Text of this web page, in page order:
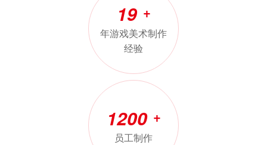
19 +
年游戏美术制作
经验
1200 +
员工制作